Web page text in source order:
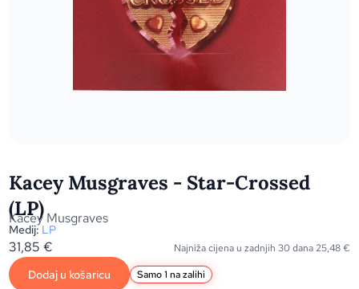
Kacey Musgraves - Star-Crossed
(LP)
Kacey Musgraves
Medij: LP
31,85€ Najniža cijena u zadnjih 30 dana 25,48€
Dodaj u košaricu Samo 1 na zalihi